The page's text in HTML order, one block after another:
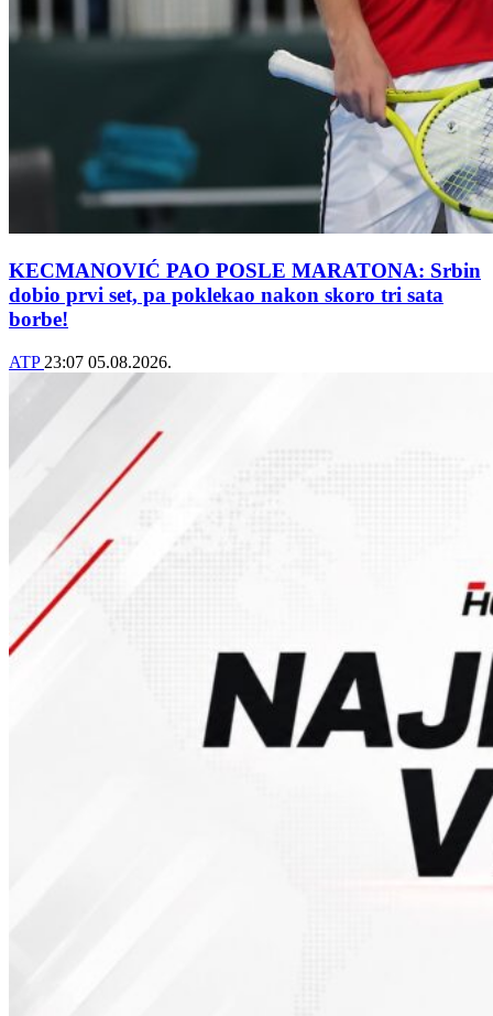
KECMANOVIĆ PAO POSLE MARATONA: Srbin
dobio prvi set, pa poklekao nakon skoro tri sata
borbe!
ATP 23:07 05.08.2026.